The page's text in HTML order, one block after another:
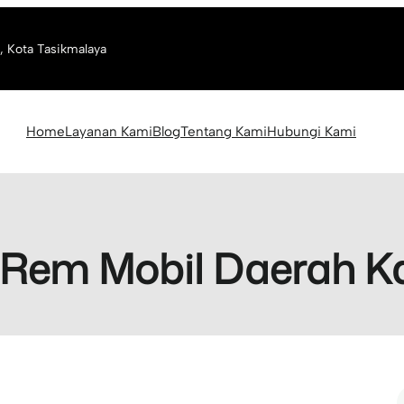
Kota Tasikmalaya
HomeLayanan KamiBlogTentang KamiHubungi Kami
Mobil Daerah